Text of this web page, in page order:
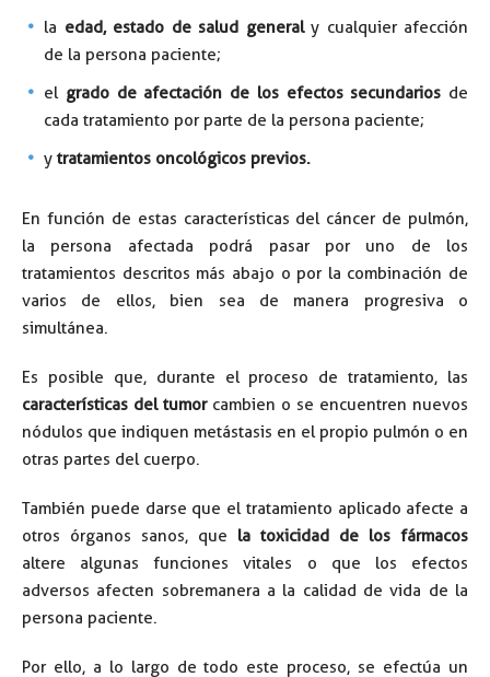
la edad, estado de salud generaly cualquier afección
de la persona paciente;
el grado de afectación de los efectos secundarios de
cada tratamiento por parte de la persona paciente;
ytratamientos oncológicos previos.
En función de estas características del cáncer de pulmón,
la persona afectada podrá pasar por uno de los
tratamientos descritos más abajo o por la combinación de
varios de ellos, bien sea de manera progresiva o
simultánea.
Es posible que, durante el proceso de tratamiento, las
características del tumorcambien o se encuentren nuevos
nódulos que indiquen metástasis en el propio pulmón o en
otras partes del cuerpo.
También puede darse que el tratamiento aplicado afecte a
otros órganos sanos, que la toxicidad de los fármacos
altere algunas funciones vitales o que los efectos
adversos afecten sobremanera a la calidad de vida de la
persona paciente.
Por ello, a lo largo de todo este proceso, se efectúa un